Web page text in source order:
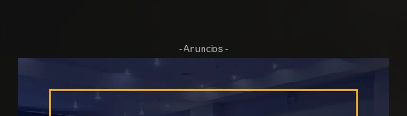
- Anuncios -